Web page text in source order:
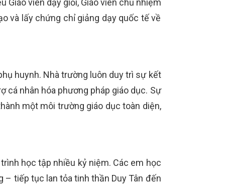
viên dạy giỏi, Giáo viên chủ nhiệm
và lấy chứng chỉ giảng dạy quốc tế về
huynh. Nhà trường luôn duy trì sự kết
cá nhân hóa phương pháp giáo dục. Sự
một môi trường giáo dục toàn diện,
học tập nhiều kỷ niệm. Các em học
tiếp tục lan tỏa tinh thần Duy Tân đến